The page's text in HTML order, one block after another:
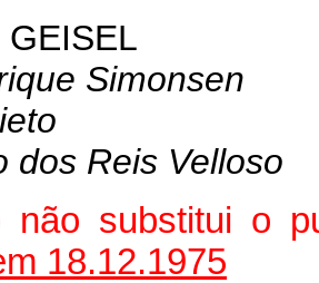
GEISEL
Simonsen
dos Reis Velloso
não substitui o
18.12.1975